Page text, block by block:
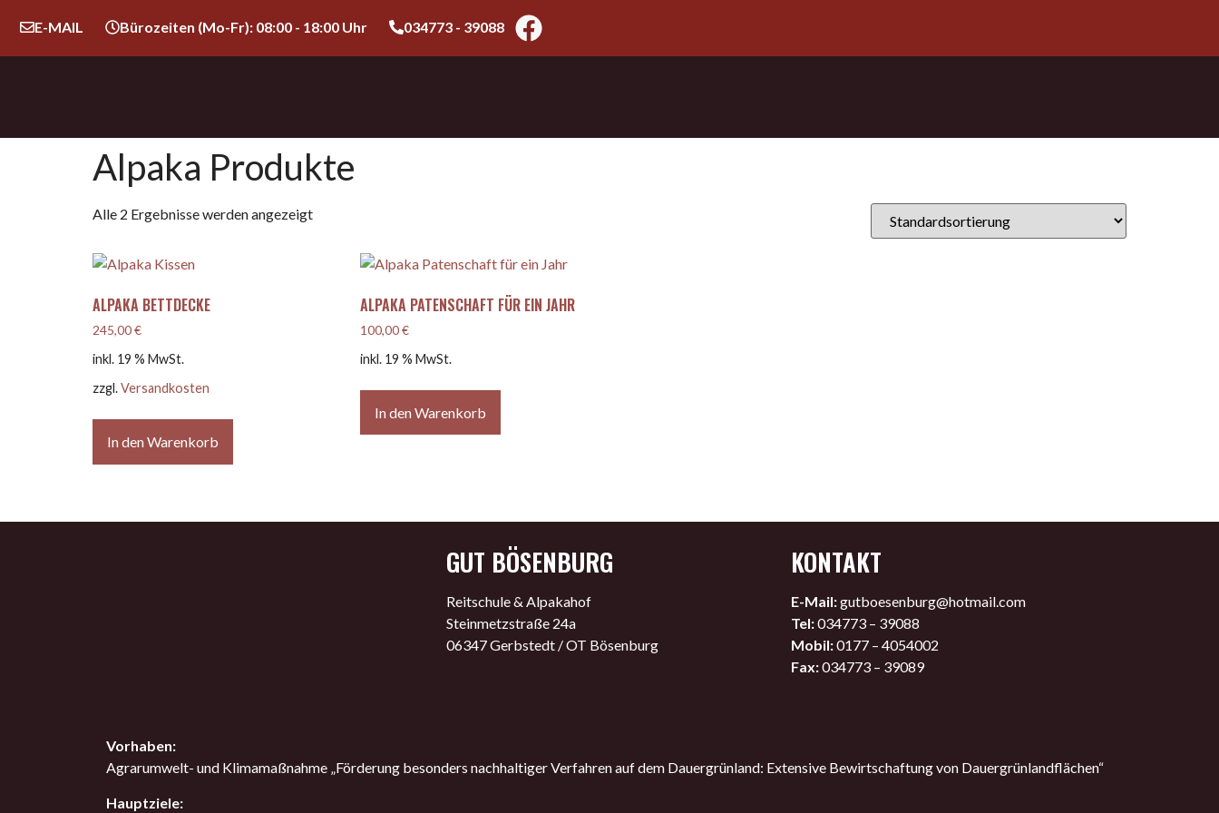
E-MAIL Bürozeiten (Mo-Fr): 08:00 - 18:00 Uhr 034773 - 39088
Alpaka Produkte
Alle 2 Ergebnisse werden angezeigt
ALPAKA BETTDECKE
245,00€
inkl. 19 % MwSt.
zzgl.Versandkosten
In den Warenkorb
ALPAKA PATENSCHAFT FÜR EIN JAHR
100,00€
inkl. 19 % MwSt.
In den Warenkorb
GUT BÖSENBURG
Reitschule & Alpakahof
Steinmetzstraße 24a
06347 Gerbstedt / OT Bösenburg
KONTAKT
E-Mail:gutboesenburg@hotmail.com
Tel:034773 – 39088
Mobil:0177 – 4054002
Fax:034773 – 39089
Vorhaben:
Agrarumwelt- und Klimamaßnahme „Förderung besonders nachhaltiger Verfahren auf dem Dauergrünland: Extensive Bewirtschaftung von Dauergrünlandflächen“
Hauptziele: